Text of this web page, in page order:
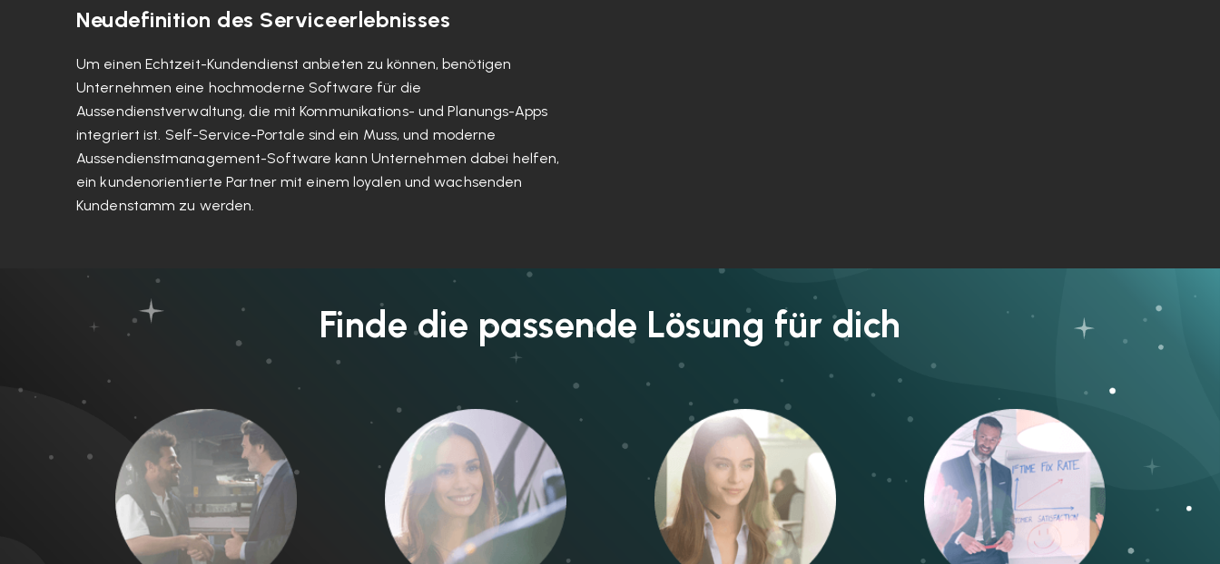
Neudefinition des Serviceerlebnisses
Um einen Echtzeit-Kundendienst anbieten zu können, benötigen
Unternehmen eine hochmoderne Software für die
Aussendienstverwaltung, die mit Kommunikations- und Planungs-Apps
integriert ist. Self-Service-Portale sind ein Muss, und moderne
Aussendienstmanagement-Software kann Unternehmen dabei helfen,
ein kundenorientierte Partner mit einem loyalen und wachsenden
Kundenstamm zu werden.
Finde die passende Lösung für dich